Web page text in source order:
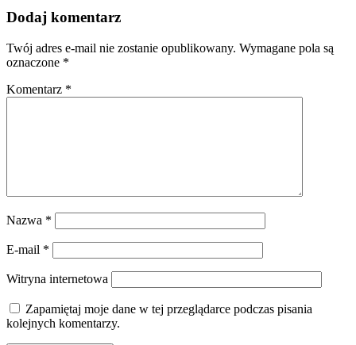
Dodaj komentarz
Twój adres e-mail nie zostanie opublikowany. Wymagane pola są
oznaczone *
Komentarz *
Nazwa *
E-mail *
Witryna internetowa
Zapamiętaj moje dane w tej przeglądarce podczas pisania
kolejnych komentarzy.